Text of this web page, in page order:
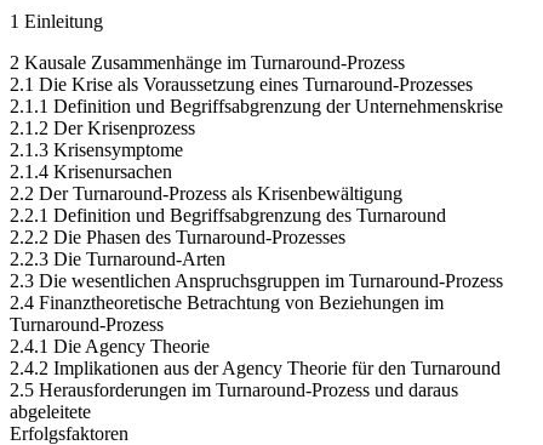
1 Einleitung
2 Kausale Zusammenhänge im Turnaround-Prozess
2.1 Die Krise als Voraussetzung eines Turnaround-Prozesses
2.1.1 Definition und Begriffsabgrenzung der Unternehmenskrise
2.1.2 Der Krisenprozess
2.1.3 Krisensymptome
2.1.4 Krisenursachen
2.2 Der Turnaround-Prozess als Krisenbewältigung
2.2.1 Definition und Begriffsabgrenzung des Turnaround
2.2.2 Die Phasen des Turnaround-Prozesses
2.2.3 Die Turnaround-Arten
2.3 Die wesentlichen Anspruchsgruppen im Turnaround-Prozess
2.4 Finanztheoretische Betrachtung von Beziehungen im
Turnaround-Prozess
2.4.1 Die Agency Theorie
2.4.2 Implikationen aus der Agency Theorie für den Turnaround
2.5 Herausforderungen im Turnaround-Prozess und daraus
abgeleitete
Erfolgsfaktoren